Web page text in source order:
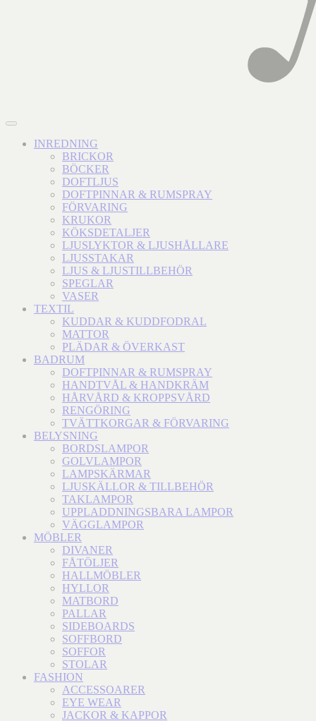
INREDNING
BRICKOR
BÖCKER
DOFTLJUS
DOFTPINNAR & RUMSPRAY
FÖRVARING
KRUKOR
KÖKSDETALJER
LJUSLYKTOR & LJUSHÅLLARE
LJUSSTAKAR
LJUS & LJUSTILLBEHÖR
SPEGLAR
VASER
TEXTIL
KUDDAR & KUDDFODRAL
MATTOR
PLÄDAR & ÖVERKAST
BADRUM
DOFTPINNAR & RUMSPRAY
HANDTVÅL & HANDKRÄM
HÅRVÅRD & KROPPSVÅRD
RENGÖRING
TVÄTTKORGAR & FÖRVARING
BELYSNING
BORDSLAMPOR
GOLVLAMPOR
LAMPSKÄRMAR
LJUSKÄLLOR & TILLBEHÖR
TAKLAMPOR
UPPLADDNINGSBARA LAMPOR
VÄGGLAMPOR
MÖBLER
DIVANER
FÅTÖLJER
HALLMÖBLER
HYLLOR
MATBORD
PALLAR
SIDEBOARDS
SOFFBORD
SOFFOR
STOLAR
FASHION
ACCESSOARER
EYE WEAR
JACKOR & KAPPOR